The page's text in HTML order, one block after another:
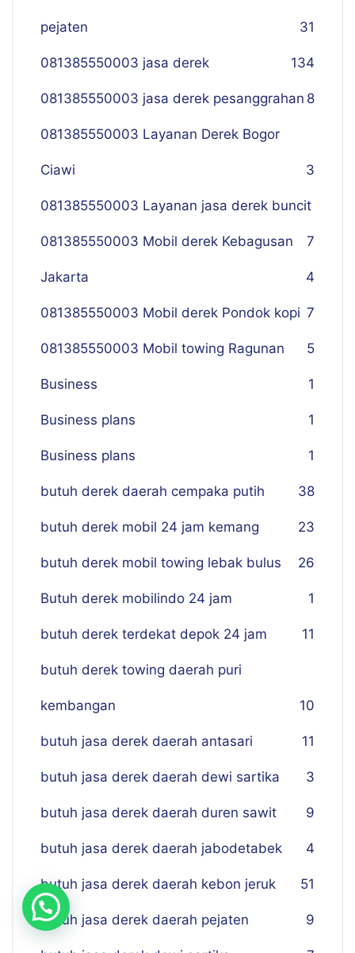
pejaten 31
081385550003 jasa derek 134
081385550003 jasa derek pesanggrahan 8
081385550003 Layanan Derek Bogor
Ciawi 3
081385550003 Layanan jasa derek buncit
7
081385550003 Mobil derek Kebagusan
Jakarta 4
081385550003 Mobil derek Pondok kopi 7
081385550003 Mobil towing Ragunan 5
Business 1
Business plans 1
Business plans 1
butuh derek daerah cempaka putih 38
butuh derek mobil 24 jam kemang 23
butuh derek mobil towing lebak bulus 26
Butuh derek mobilindo 24 jam 1
butuh derek terdekat depok 24 jam 11
butuh derek towing daerah puri
kembangan 10
butuh jasa derek daerah antasari 11
butuh jasa derek daerah dewi sartika 3
butuh jasa derek daerah duren sawit 9
butuh jasa derek daerah jabodetabek 4
butuh jasa derek daerah kebon jeruk 51
butuh jasa derek daerah pejaten 9